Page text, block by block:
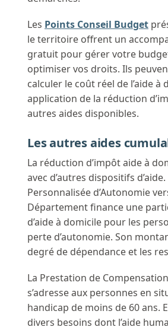
Les Points Conseil Budget
le territoire offrent un
gratuit pour gérer votre
optimiser vos droits. Ils
calculer le coût réel de l’aide à
application de la réduction
autres aides disponibles.
Les autres aides
La réduction d’impôt aide à
avec d’autres dispositifs d’aide.
Personnalisée d’Autonomie
Département finance une
d’aide à domicile pour les
perte d’autonomie. Son
degré de dépendance et les
La Prestation de
s’adresse aux personnes en
handicap de moins de 60 ans.
divers besoins dont l’aide